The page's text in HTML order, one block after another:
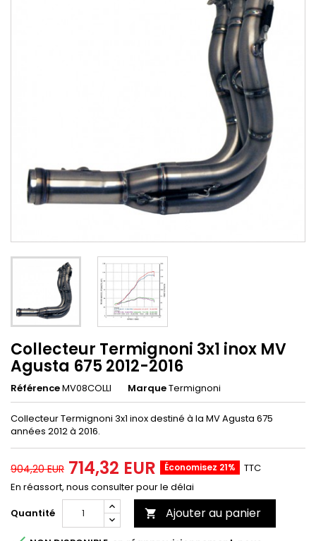
Collecteur Termignoni 3x1 inox MV
Agusta 675 2012-2016
RéférenceMV08COLLI MarqueTermignoni
Collecteur Termignoni 3x1 inox destiné à la MV Agusta 675
années 2012 à 2016.
904,20 EUR 714,32 EUR Économisez 21%
TTC
En réassort, nous consulter pour le délai
Quantité
 Ajouter au panier